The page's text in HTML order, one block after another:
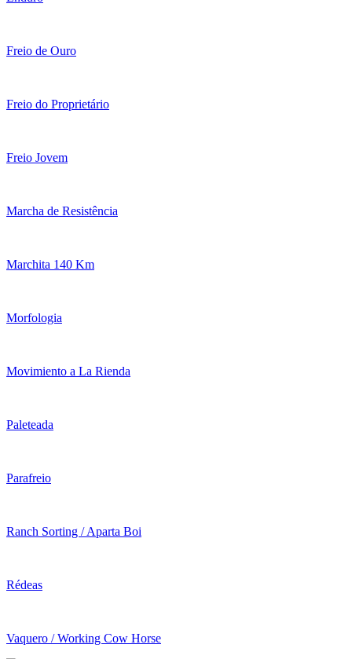
Freio de Ouro
Freio do Proprietário
Freio Jovem
Marcha de Resistência
Marchita 140 Km
Morfologia
Movimiento a La Rienda
Paleteada
Parafreio
Ranch Sorting / Aparta Boi
Rédeas
Vaquero / Working Cow Horse